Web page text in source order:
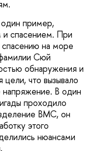
пример,
и спасением. При
спасению на море
Сюй
обнаружения и
что вызывало
напряжение. В один
проходило
ВМС, он
этого
нюансами